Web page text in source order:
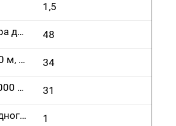
1,5
48
Длина контура до 100 м, руб.
34
От 100 до 500 м, руб.
31
От 500 до 1000 м, руб.
1
Стоимость одного врезания, руб.